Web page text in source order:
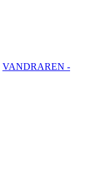
VANDRAREN -